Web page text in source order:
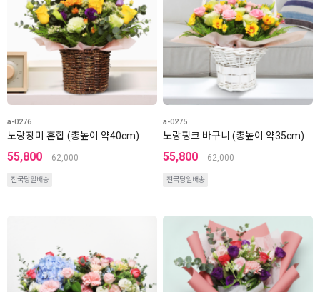
a-0276
노랑장미 혼합 (총높이 약40cm)
55,800 62,000
전국당일배송
a-0275
노랑핑크 바구니 (총높이 약35cm)
55,800 62,000
전국당일배송